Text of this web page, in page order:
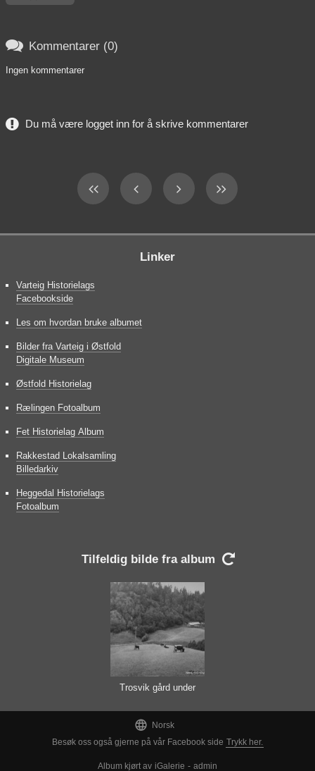
 Kommentarer (0)
Ingen kommentarer
Du må være logget inn for å skrive kommentarer
Linker
Varteig Historielags
Facebookside
Les om hvordan bruke albumet
Bilder fra Varteig i Østfold
Digitale Museum
Østfold Historielag
Rælingen Fotoalbum
Fet Historielag Album
Rakkestad Lokalsamling
Billedarkiv
Heggedal Historielags
Fotoalbum
Tilfeldig bilde fra album 
Trosvik gård under

Norsk
Besøk oss også gjerne på vår Facebook side
Trykk her.
Album kjørt av iGalerie - admin